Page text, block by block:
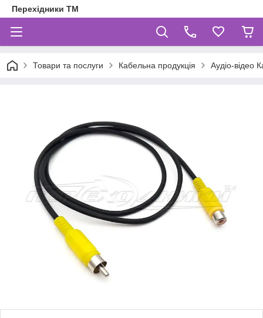
Перехідники ТМ
Товари та послуги Кабельна продукція Аудіо-відео